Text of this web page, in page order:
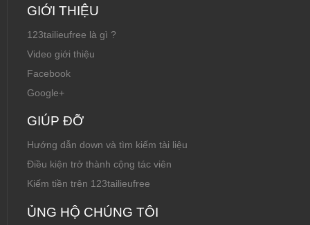
GIỚI THIỆU
123tailieufree là gì ?
Video giới thiệu
Facebook
Google+
GIÚP ĐỠ
Hướng dẫn down và tìm kiếm tài liệu
Điều kiện trở thành cộng tác viên
Kiếm tiền trên 123tailieufree
ỦNG HỘ CHÚNG TÔI